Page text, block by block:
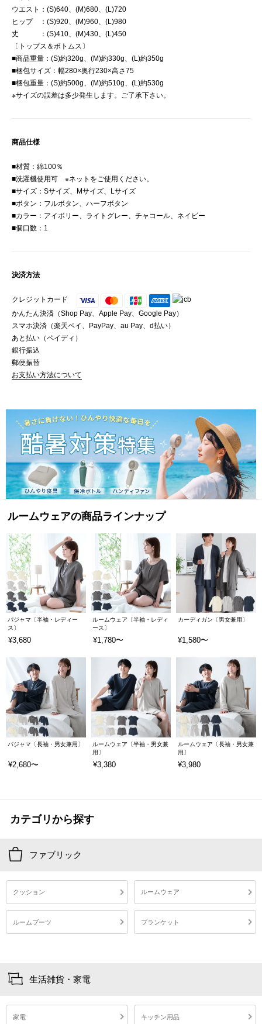
ウエスト：(S)640、(M)680、(L)720
ヒップ ：(S)920、(M)960、(L)980
丈 ：(S)410、(M)430、(L)450
〔トップス＆ボトムス〕
■商品重量：(S)約320g、(M)約330g、(L)約350g
■梱包サイズ：幅280×奥行230×高さ75
■梱包重量：(S)約500g、(M)約510g、(L)約530g
※サイズの誤差は多少発生します。ご了承下さい。
商品仕様
■材質：綿100％
■洗濯機使用可 ※ネットをご使用ください。
■サイズ：Sサイズ、Mサイズ、Lサイズ
■ボタン：フルボタン、ハーフボタン
■カラー：アイボリー、ライトグレー、チャコール、ネイビー
■個口数：1
決済方法
クレジットカード
かんたん決済（Shop Pay、Apple Pay、Google Pay）
スマホ決済（楽天ペイ、PayPay、au Pay、d払い）
あと払い（ペイディ）
銀行振込
郵便振替
お支払い方法について
ルームウェアの商品ラインナップ
パジャマ〔半袖・レディー
ス〕
¥3,680
ルームウェア〔半袖・レディ
ース〕
¥1,780〜
カーディガン〔男女兼用〕
¥1,580〜
パジャマ〔長袖・男女兼用〕
¥2,680〜
ルームウェア〔半袖・男女兼
用〕
¥3,380
ルームウェア〔長袖・男女兼
用〕
¥3,980
カテゴリから探す
ファブリック
クッション ルームウェア
ルームブーツ ブランケット
生活雑貨・家電
家電 キッチン用品